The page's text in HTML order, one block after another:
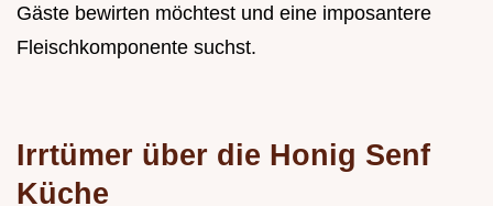
Gäste bewirten möchtest und eine imposantere
Fleischkomponente suchst.
Irrtümer über die Honig Senf
Küche